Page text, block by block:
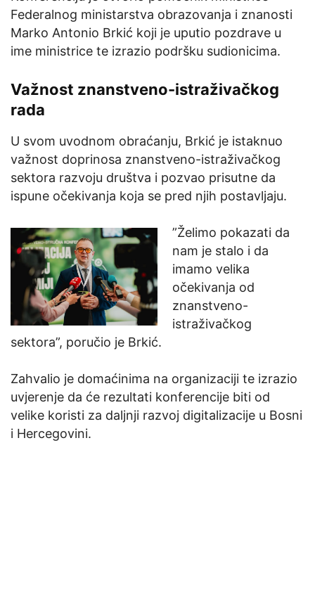
Federalnog ministarstva obrazovanja i znanosti
Marko Antonio Brkić koji je uputio pozdrave u
ime ministrice te izrazio podršku sudionicima.
Važnost znanstveno-istraživačkog
rada
U svom uvodnom obraćanju, Brkić je istaknuo
važnost doprinosa znanstveno-istraživačkog
sektora razvoju društva i pozvao prisutne da
ispune očekivanja koja se pred njih postavljaju.
”Želimo pokazati da
nam je stalo i da
imamo velika
očekivanja od
znanstveno-
istraživačkog
sektora”, poručio je Brkić.
Zahvalio je domaćinima na organizaciji te izrazio
uvjerenje da će rezultati konferencije biti od
velike koristi za daljnji razvoj digitalizacije u Bosni
i Hercegovini.